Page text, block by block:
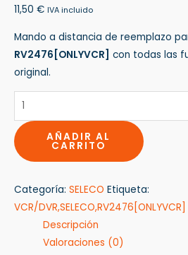
11,50 € IVA incluido
Mando a distancia de reemplazo
RV2476[ONLYVCR] con todas las
original.
AÑADIR AL
CARRITO
Categoría: SELECO Etiqueta:
VCR/DVR,SELECO,RV2476[ONLYVCR]
Descripción
Valoraciones (0)